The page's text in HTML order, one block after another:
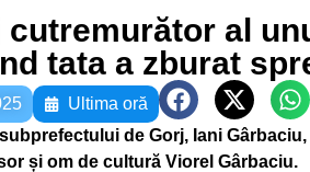
cutremurător al
tata a zburat
Ultima oră
de Gorj, Iani
și om de cultură Viorel Gârbaciu.